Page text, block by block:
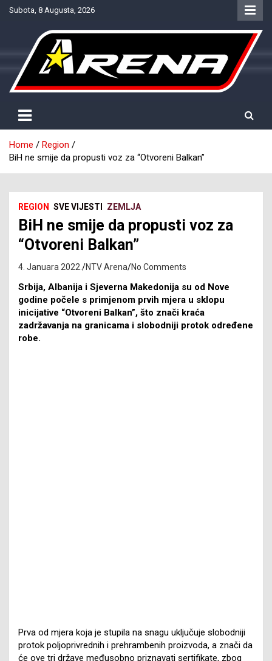
SkipSubota, 8 Augusta, 2026
NTV Arena
Home
Region
BiH ne smije da propusti voz za “Otvoreni Balkan”
REGION SVE VIJESTI ZEMLJA
BiH ne smije da propusti voz za
“Otvoreni Balkan”
4. Januara 2022. NTV Arena No Comments
Srbija, Albanija i Sjeverna Makedonija su od Nove
godine počele s primjenom prvih mjera u sklopu
inicijative “Otvoreni Balkan”, što znači kraća
zadržavanja na granicama i slobodniji protok određene
robe.
Prva od mjera koja je stupila na snagu uključuje slobodniji
protok poljoprivrednih i prehrambenih proizvoda, a znači da
će ove tri države međusobno priznavati sertifikate, zbog